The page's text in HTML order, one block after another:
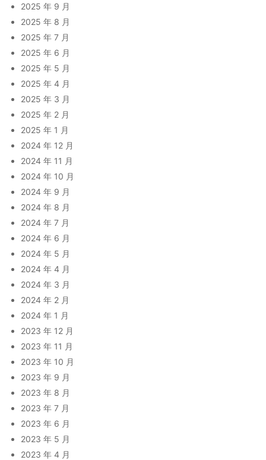
2025 年 9 月
2025 年 8 月
2025 年 7 月
2025 年 6 月
2025 年 5 月
2025 年 4 月
2025 年 3 月
2025 年 2 月
2025 年 1 月
2024 年 12 月
2024 年 11 月
2024 年 10 月
2024 年 9 月
2024 年 8 月
2024 年 7 月
2024 年 6 月
2024 年 5 月
2024 年 4 月
2024 年 3 月
2024 年 2 月
2024 年 1 月
2023 年 12 月
2023 年 11 月
2023 年 10 月
2023 年 9 月
2023 年 8 月
2023 年 7 月
2023 年 6 月
2023 年 5 月
2023 年 4 月